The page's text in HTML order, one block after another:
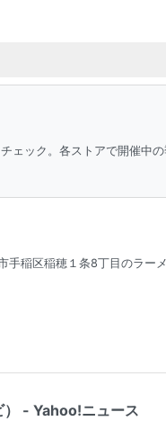
ェック。各ストアで開催中
稲区稲穂１条8丁目のラー
） - Yahoo!ニュース